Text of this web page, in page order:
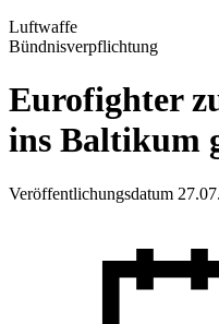
Luftwaffe
Bündnisverpflichtung
Eurofighter
ins Baltikum
Veröffentlichungsdatum